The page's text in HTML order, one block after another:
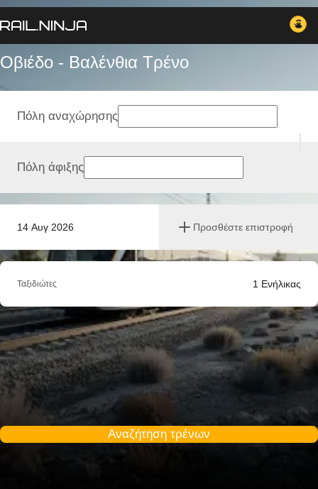
Οβιέδο - Βαλένθια Tρένο
14 Αυγ 2026 Προσθέστε επιστροφή
Πόλη αναχώρησης
Πόλη άφιξης
Ταξιδιώτες 1 Ενήλικας
Αναζήτηση τρένων